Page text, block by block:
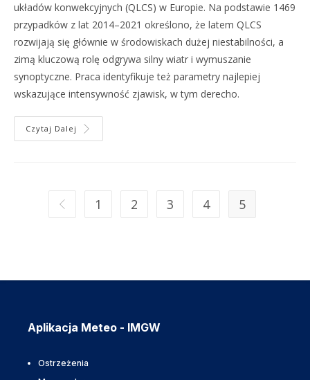
układów konwekcyjnych (QLCS) w Europie. Na podstawie 1469
przypadków z lat 2014–2021 określono, że latem QLCS
rozwijają się głównie w środowiskach dużej niestabilności, a
zimą kluczową rolę odgrywa silny wiatr i wymuszanie
synoptyczne. Praca identyfikuje też parametry najlepiej
wskazujące intensywność zjawisk, w tym derecho.
Czytaj Dalej
1 2 3 4 5
Aplikacja Meteo - IMGW
Ostrzeżenia